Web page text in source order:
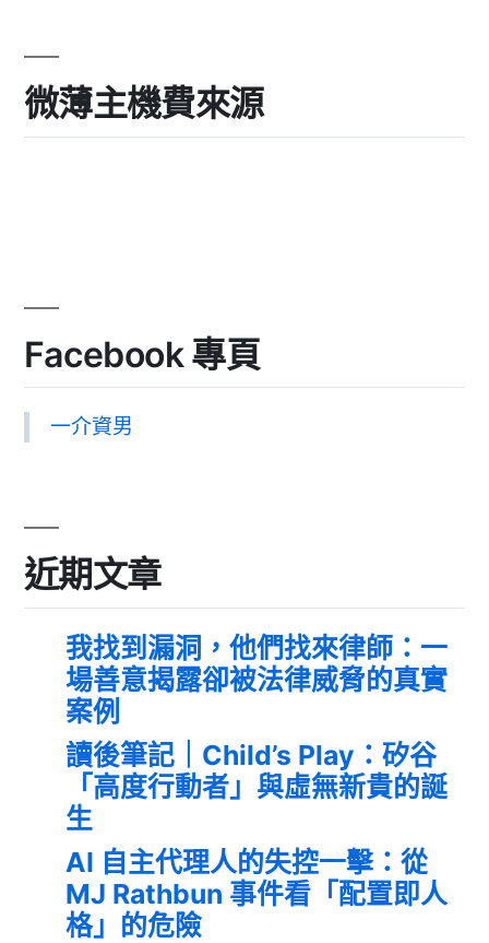
微薄主機費來源
Facebook 專頁
一介資男
近期文章
我找到漏洞，他們找來律師：一
場善意揭露卻被法律威脅的真實
案例
讀後筆記｜Child’s Play：矽谷
「高度行動者」與虛無新貴的誕
生
AI 自主代理人的失控一擊：從
MJ Rathbun 事件看「配置即人
格」的危險